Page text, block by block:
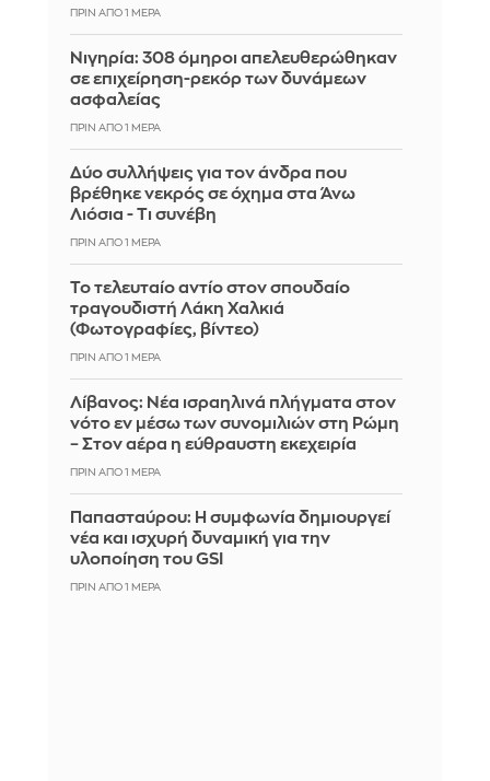
ΠΡΙΝ ΑΠΌ 1 ΜΈΡΑ
Νιγηρία: 308 όμηροι απελευθερώθηκαν
σε επιχείρηση-ρεκόρ των δυνάμεων
ασφαλείας
ΠΡΙΝ ΑΠΌ 1 ΜΈΡΑ
Δύο συλλήψεις για τον άνδρα που
βρέθηκε νεκρός σε όχημα στα Άνω
Λιόσια - Τι συνέβη
ΠΡΙΝ ΑΠΌ 1 ΜΈΡΑ
Το τελευταίο αντίο στον σπουδαίο
τραγουδιστή Λάκη Χαλκιά
(Φωτογραφίες, βίντεο)
ΠΡΙΝ ΑΠΌ 1 ΜΈΡΑ
Λίβανος: Νέα ισραηλινά πλήγματα στον
νότο εν μέσω των συνομιλιών στη Ρώμη
– Στον αέρα η εύθραυστη εκεχειρία
ΠΡΙΝ ΑΠΌ 1 ΜΈΡΑ
Παπασταύρου: Η συμφωνία δημιουργεί
νέα και ισχυρή δυναμική για την
υλοποίηση του GSI
ΠΡΙΝ ΑΠΌ 1 ΜΈΡΑ